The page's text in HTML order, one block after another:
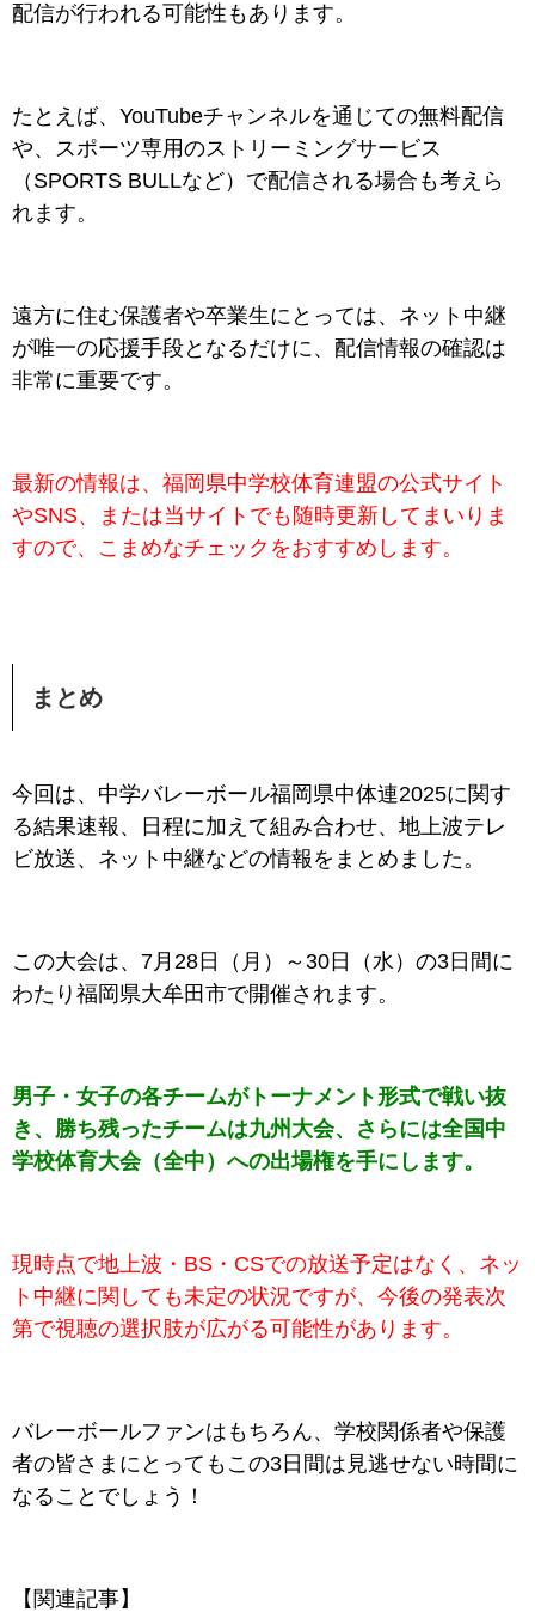
配信が行われる可能性もあります。
たとえば、YouTubeチャンネルを通じての無料配信
や、スポーツ専用のストリーミングサービス
（SPORTS BULLなど）で配信される場合も考えら
れます。
遠方に住む保護者や卒業生にとっては、ネット中継
が唯一の応援手段となるだけに、配信情報の確認は
非常に重要です。
最新の情報は、福岡県中学校体育連盟の公式サイト
やSNS、または当サイトでも随時更新してまいりま
すので、こまめなチェックをおすすめします。
まとめ
今回は、中学バレーボール福岡県中体連2025に関す
る結果速報、日程に加えて組み合わせ、地上波テレ
ビ放送、ネット中継などの情報をまとめました。
この大会は、 7月28日（月）～30日（水）の3日間に
わたり福岡県大牟田市で開催されます。
男子・女子の各チームがトーナメント形式で戦い抜
き、勝ち残ったチームは九州大会、さらには全国中
学校体育大会（全中）への出場権を手にします。
現時点で地上波・BS・CSでの放送予定はなく、ネッ
ト中継に関しても未定の状況ですが、今後の発表次
第で視聴の選択肢が広がる可能性があります。
バレーボールファンはもちろん、学校関係者や保護
者の皆さまにとってもこの3日間は見逃せない時間に
なることでしょう！
【関連記事】